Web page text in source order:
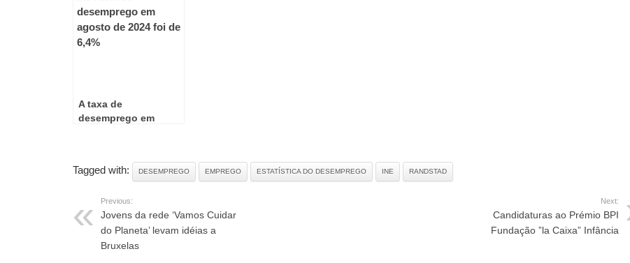
A taxa de
desemprego em
Tagged with: DESEMPREGO EMPREGO ESTATÍSTICA DO DESEMPREGO INE RANDSTAD
Previous:
Jovens da rede ‘Vamos Cuidar
do Planeta’ levam idéias a
Bruxelas
Next:
Candidaturas ao Prémio BPI
Fundação ”la Caixa” Infância